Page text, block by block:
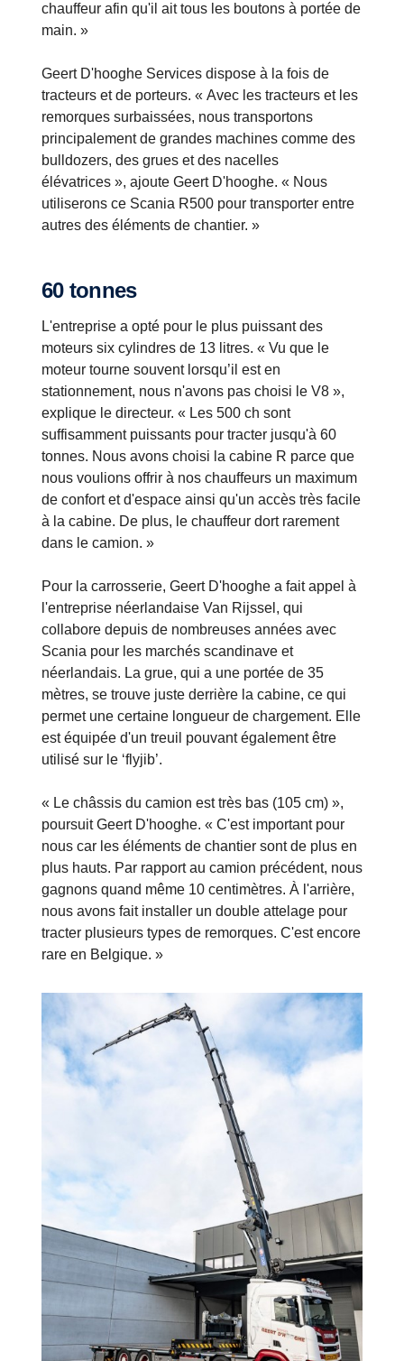
chauffeur afin qu'il ait tous les boutons à portée de
main. »
Geert D'hooghe Services dispose à la fois de
tracteurs et de porteurs. « Avec les tracteurs et les
remorques surbaissées, nous transportons
principalement de grandes machines comme des
bulldozers, des grues et des nacelles
élévatrices », ajoute Geert D'hooghe. « Nous
utiliserons ce Scania R500 pour transporter entre
autres des éléments de chantier. »
60 tonnes
L'entreprise a opté pour le plus puissant des
moteurs six cylindres de 13 litres. « Vu que le
moteur tourne souvent lorsqu’il est en
stationnement, nous n'avons pas choisi le V8 »,
explique le directeur. « Les 500 ch sont
suffisamment puissants pour tracter jusqu'à 60
tonnes. Nous avons choisi la cabine R parce que
nous voulions offrir à nos chauffeurs un maximum
de confort et d'espace ainsi qu'un accès très facile
à la cabine. De plus, le chauffeur dort rarement
dans le camion. »
Pour la carrosserie, Geert D'hooghe a fait appel à
l'entreprise néerlandaise Van Rijssel, qui
collabore depuis de nombreuses années avec
Scania pour les marchés scandinave et
néerlandais. La grue, qui a une portée de 35
mètres, se trouve juste derrière la cabine, ce qui
permet une certaine longueur de chargement. Elle
est équipée d'un treuil pouvant également être
utilisé sur le ‘flyjib’.
« Le châssis du camion est très bas (105 cm) »,
poursuit Geert D'hooghe. « C'est important pour
nous car les éléments de chantier sont de plus en
plus hauts. Par rapport au camion précédent, nous
gagnons quand même 10 centimètres. À l'arrière,
nous avons fait installer un double attelage pour
tracter plusieurs types de remorques. C'est encore
rare en Belgique. »